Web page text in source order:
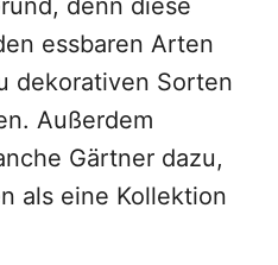
denn diese
essbaren Arten
dekorativen Sorten
Außerdem
Gärtner dazu,
als eine Kollektion